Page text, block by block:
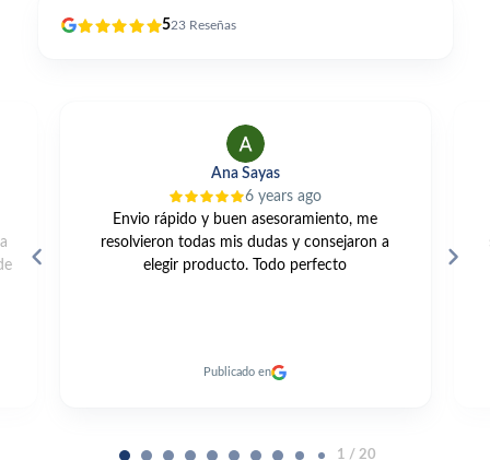
523 Reseñas
y buen asesoramiento, me
todas mis dudas y consejaron a
producto. Todo perfecto
Una gama muy
servicio excelente y
2 / 20